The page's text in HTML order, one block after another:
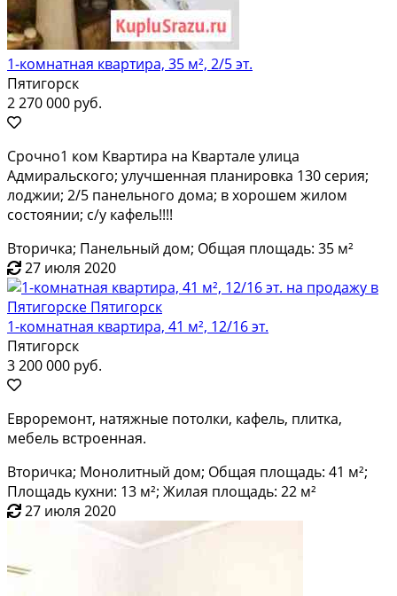
1-комнатная квартира, 35 м², 2/5 эт.
Пятигорск
2 270 000 руб.
Срочно1 ком Квартира на Квартале улица
Адмиральского; улучшенная планировка 130 серия;
лоджии; 2/5 панельного дома; в хорошем жилом
состоянии; с/у кафель!!!!
Вторичка; Панельный дом; Общая площадь: 35 м²
27 июля 2020
1-комнатная квартира, 41 м², 12/16 эт.
Пятигорск
3 200 000 руб.
Евроремонт, натяжные потолки, кафель, плитка,
мебель встроенная.
Вторичка; Монолитный дом; Общая площадь: 41 м²;
Площадь кухни: 13 м²; Жилая площадь: 22 м²
27 июля 2020